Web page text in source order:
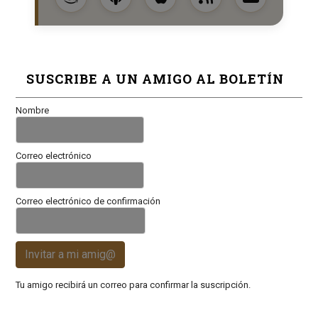
SUSCRIBE A UN AMIGO AL BOLETÍN
Nombre
Correo electrónico
Correo electrónico de confirmación
Invitar a mi amig@
Tu amigo recibirá un correo para confirmar la suscripción.